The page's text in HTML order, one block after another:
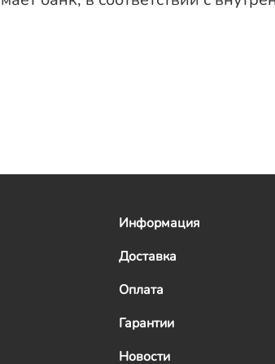
Информация
Доставка
Оплата
Гарантии
Новости